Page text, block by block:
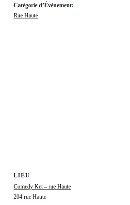
Catégorie d’Évènement:
Rue Haute
LIEU
Comedy Ket – rue Haute
204 rue Haute